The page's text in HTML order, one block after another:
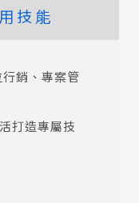
技能
銷、專案管
打造專屬技